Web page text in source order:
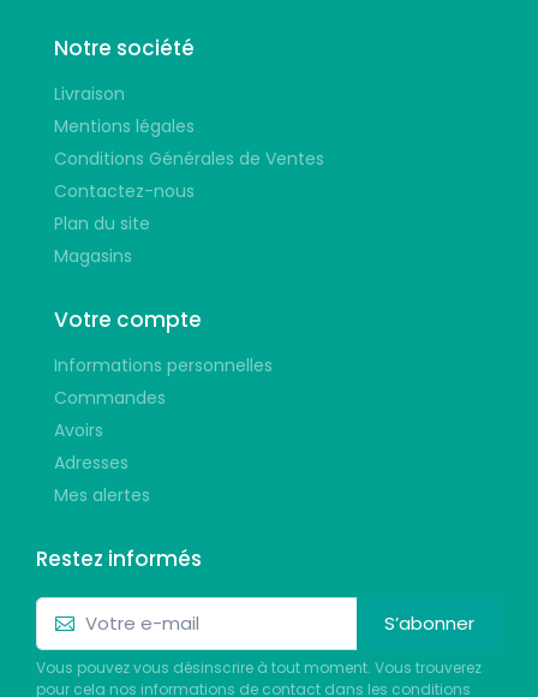
Notre société
Livraison
Mentions légales
Conditions Générales de Ventes
Contactez-nous
Plan du site
Magasins
Votre compte
Informations personnelles
Commandes
Avoirs
Adresses
Mes alertes
Restez informés
S’abonner
Vous pouvez vous désinscrire à tout moment. Vous trouverez
pour cela nos informations de contact dans les conditions